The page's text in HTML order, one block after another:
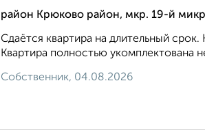
район Крюково район, мкр. 19-й
Сдаётся квартира на длительный
Квартира полностью укомплектована
Собственник, 04.08.2026